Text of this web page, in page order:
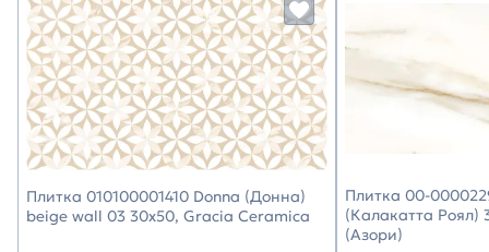
Плитка 010100001410 Donna (Донна)
beige wall 03 30х50, Gracia Ceramica
Плитка 00-
(Калакатта Роял)
(Азори)